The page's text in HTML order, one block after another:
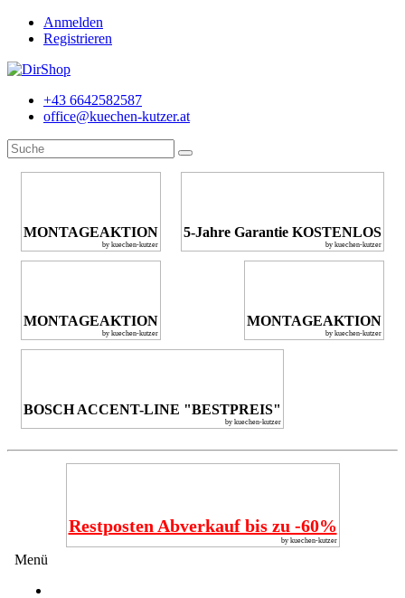
Anmelden
Registrieren
+43 6642582587
office@kuechen-kutzer.at
MONTAGEAKTION
by kuechen-kutzer
5-Jahre Garantie KOSTENLOS
by kuechen-kutzer
MONTAGEAKTION
by kuechen-kutzer
MONTAGEAKTION
by kuechen-kutzer
BOSCH ACCENT-LINE "BESTPREIS"
by kuechen-kutzer
Restposten Abverkauf bis zu -60%
by kuechen-kutzer
Menü